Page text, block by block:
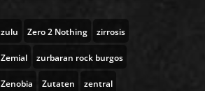
zulu Zero 2 Nothing zirrosis
Zemial zurbaran rock burgos
Zenobia Zutaten zentral